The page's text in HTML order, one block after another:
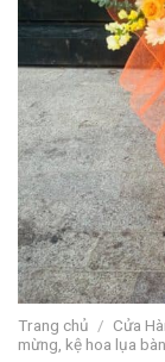
Trang chủ / Cửa
mừng, kệ hoa lụa